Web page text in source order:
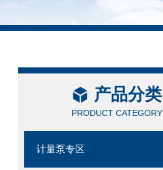
产品分类
PRODUCT CATEGORY
计量泵专区